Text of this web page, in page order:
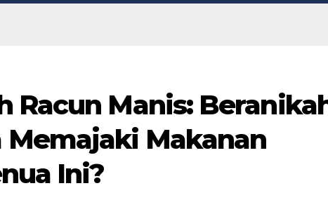
Racun Manis:
Makanan
Ini?